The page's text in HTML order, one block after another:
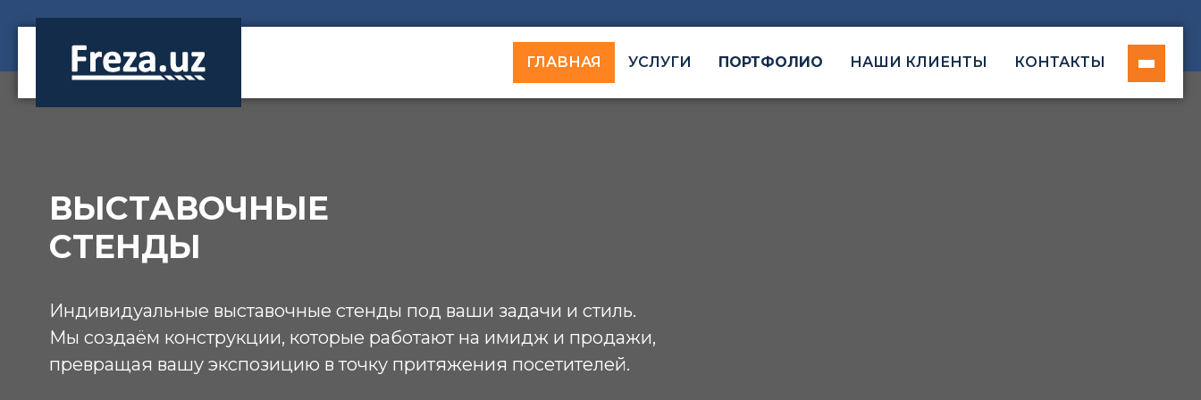
ГЛАВНАЯ УСЛУГИ ПОРТФОЛИО НАШИ КЛИЕНТЫ КОНТАКТЫ
содержимому
ВЫСТАВОЧНЫЕ
СТЕНДЫ
Индивидуальные выставочные стенды под ваши задачи и стиль.
Мы создаём конструкции, которые работают на имидж и продажи,
превращая вашу экспозицию в точку притяжения посетителей.